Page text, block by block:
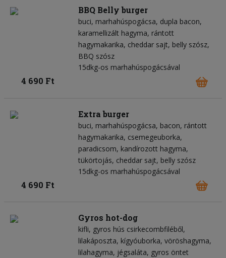
BBQ Belly burger
buci marhahúspogácsa dupla bacon
karamellizált hagyma rántott
hagymakarika cheddar sajt belly szósz
BBQ szósz
15dkg-os marhahúspogácsával
4 690 Ft
Extra burger
buci marhahúspogácsa bacon rántott
hagymakarika csemegeuborka
paradicsom kandírozott hagyma
tükörtojás cheddar sajt belly szósz
15dkg-os marhahúspogácsával
4 690 Ft
Gyros hot-dog
kifli gyros hús csirkecombfiléből
lilakáposzta kígyóuborka vöröshagyma
lilahagyma jégsaláta gyros öntet